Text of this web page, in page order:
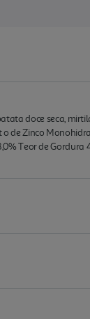
doce seca,
de Zinco
Teor de Gordura